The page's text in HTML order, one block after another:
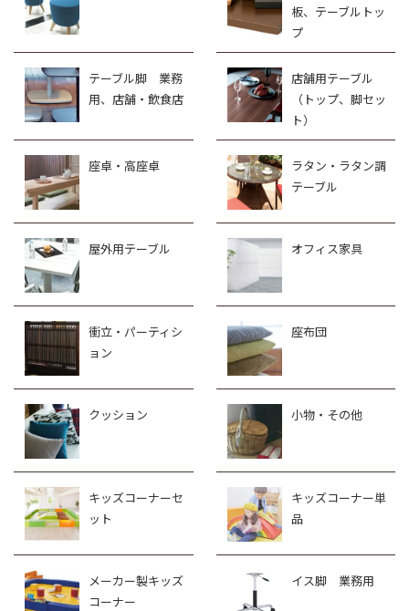
板、テーブルトッ
プ
テーブル脚 業務
用、店舗・飲食店
店舗用テーブル
（トップ、脚セッ
ト）
座卓・高座卓
ラタン・ラタン調
テーブル
屋外用テーブル オフィス家具
衝立・パーティシ
ョン
座布団
クッション 小物・その他
キッズコーナーセ
ット
キッズコーナー単
品
メーカー製キッズ
コーナー
イス脚 業務用